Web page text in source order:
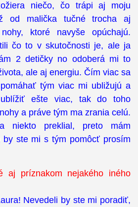
niečo, čo trápi aj moju
od malička tučné trocha aj
nohy, ktoré navyše opúchajú.
čo to v skutočnosti je, ale ja
2 detičky no odoberá mi to
ale aj energiu. Čím viac sa
tým viac mi ubližujú a
ešte viac, tak do toho
a práve tým ma zrania celú.
niekto preklial, preto mám
by ste mi s tým pomôcť prosím
aj príznakom nejakého iného
Nevedeli by ste mi poradiť,